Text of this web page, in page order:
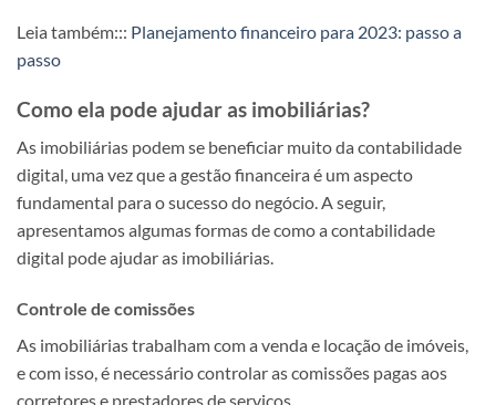
Leia também::: Planejamento financeiro para 2023: passo a
passo
Como ela pode ajudar as imobiliárias?
As imobiliárias podem se beneficiar muito da contabilidade
digital, uma vez que a gestão financeira é um aspecto
fundamental para o sucesso do negócio. A seguir,
apresentamos algumas formas de como a contabilidade
digital pode ajudar as imobiliárias.
Controle de comissões
As imobiliárias trabalham com a venda e locação de imóveis,
e com isso, é necessário controlar as comissões pagas aos
corretores e prestadores de serviços.